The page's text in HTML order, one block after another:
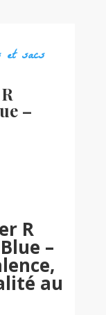
et sacs
–
R
–
au